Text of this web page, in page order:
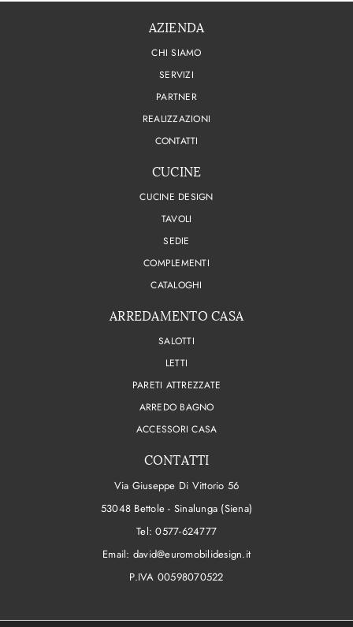
AZIENDA
CHI SIAMO
SERVIZI
PARTNER
REALIZZAZIONI
CONTATTI
CUCINE
CUCINE DESIGN
TAVOLI
SEDIE
COMPLEMENTI
CATALOGHI
ARREDAMENTO CASA
SALOTTI
LETTI
PARETI ATTREZZATE
ARREDO BAGNO
ACCESSORI CASA
CONTATTI
Via Giuseppe Di Vittorio 56
53048 Bettole - Sinalunga (Siena)
Tel:0577-624777
Email: david@euromobilidesign.it
P.IVA 00598070522